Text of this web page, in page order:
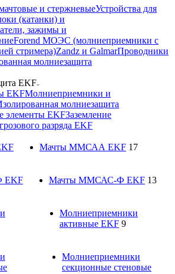
и стержневыеУстройства для
(катанки) и
зажимы и
Forend МОЭС (молниеприемники с
стримера)Zandz и GalmarПроводники
молниезащита
EKF
EKFМолниеприемники и
молниезащита
элементы EKFЗаземление
разряда EKF
Мачты ММСАА EKF 17
Мачты ММСАС-Ф EKF 13
Молниеприемники
активные EKF 9
Молниеприемники
секционные стеновые